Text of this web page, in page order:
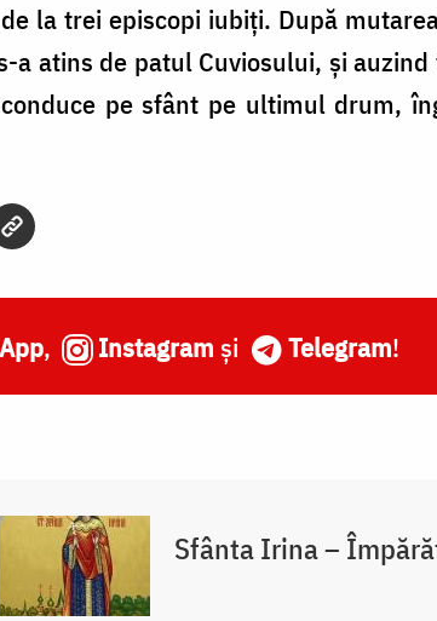
la trei episcopi iubiți. După
atins de patul Cuviosului, și
pe sfânt pe ultimul drum,
, Instagram și Telegram!
Sfânta Irina –